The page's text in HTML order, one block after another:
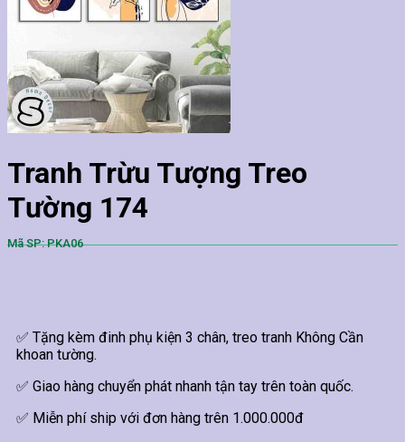
Tranh Trừu Tượng Treo
Tường 174
Mã SP: PKA06
✅ Tặng kèm đinh phụ kiện 3 chân, treo tranh Không Cần
khoan tường.
✅ Giao hàng chuyển phát nhanh tận tay trên toàn quốc.
✅ Miễn phí ship với đơn hàng trên 1.000.000đ